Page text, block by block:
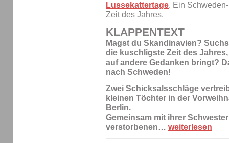
Lussekattertage. Ein
Zeit des Jahres.
KLAPPENTEXT
Magst du Skandinavien?
die kuschligste Zeit des
auf andere Gedanken bringt?
nach Schweden!
Zwei Schicksalsschläge
kleinen Töchter in der
Berlin.
Gemeinsam mit ihrer
verstorbenen… weiterlesen